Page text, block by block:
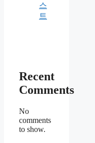
스
트
Recent
Comments
No
comments
to show.